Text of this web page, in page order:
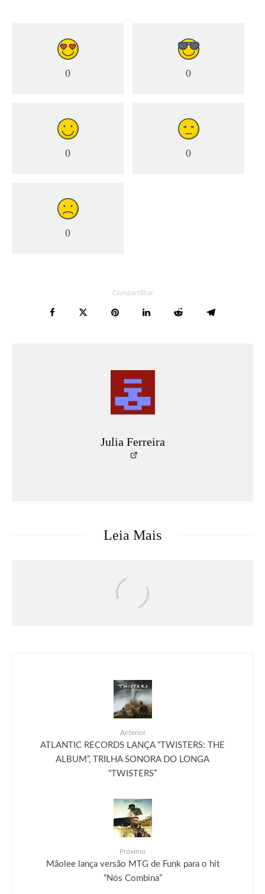
0 0
0 0
0
Compartilhar
Julia Ferreira
Leia Mais
Uma Loja Para Assassinos: Relembre a
primeira temporada do k-drama e saiba o
Anterior
ATLANTIC RECORDS LANÇA “TWISTERS: THE
ALBUM”, TRILHA SONORA DO LONGA
“TWISTERS”
Próximo
Mãolee lança versão MTG de Funk para o hit
“Nós Combina”